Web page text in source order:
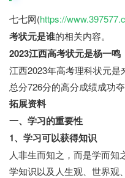
七七网(https://
考状元是谁的相关内容。
2023江西高考状元是杨一鸣
江西2023年高考理科状元
总分726分的高分成绩成功
拓展资料
一、学习的重要性
1、学习可以获得知识
人非生而知之，而是学而知
学知识以及人生观、世界观